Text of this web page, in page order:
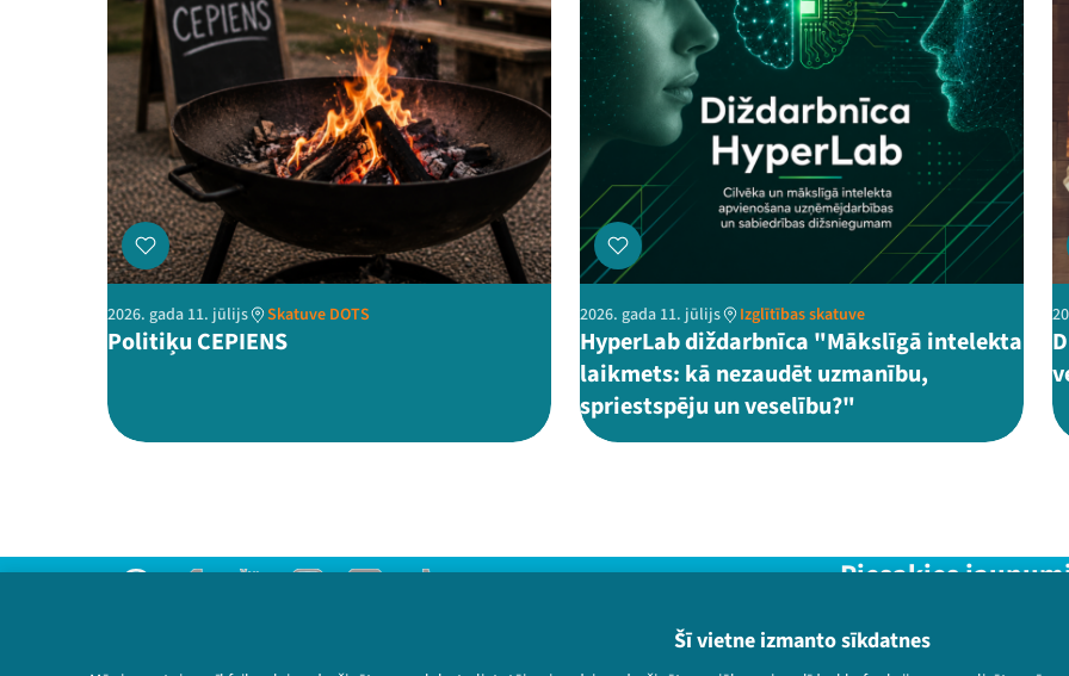
Šī vietne izmanto sīkdatnes
2026. gada 11. jūlijs Skatuve DOTS
Politiķu CEPIENS
2026. gada 11. jūlijs Izglītības skatuve
HyperLab diždarbnīca "Mākslīgā intelekta
laikmets: kā nezaudēt uzmanību,
spriestspēju un veselību?"
Privātuma politika
Piesakies
Nepalaid garām aktuālāko